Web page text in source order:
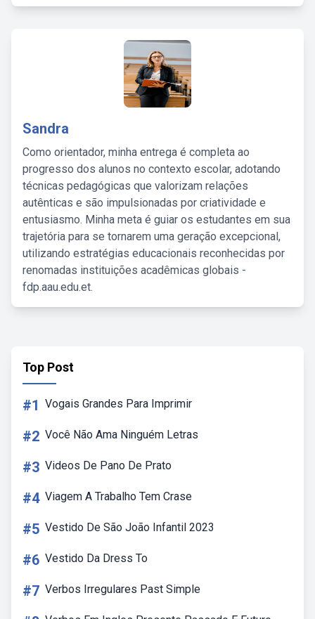
Sandra
Como orientador, minha entrega é completa ao
progresso dos alunos no contexto escolar, adotando
técnicas pedagógicas que valorizam relações
autênticas e são impulsionadas por criatividade e
entusiasmo. Minha meta é guiar os estudantes em sua
trajetória para se tornarem uma geração excepcional,
utilizando estratégias educacionais reconhecidas por
renomadas instituições acadêmicas globais -
fdp.aau.edu.et.
Top Post
#1 Vogais Grandes Para Imprimir
#2 Você Não Ama Ninguém Letras
#3 Videos De Pano De Prato
#4 Viagem A Trabalho Tem Crase
#5 Vestido De São João Infantil 2023
#6 Vestido Da Dress To
#7 Verbos Irregulares Past Simple